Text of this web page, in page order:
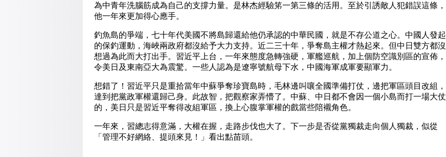
為中青年洗腦筋成為自己的支撐力量。是林杰經驗笫一第三條的活用。至於引誘敵人犯錯誤這條，
他一年來更加得心應手。
釣魚島的爭端，七十年代美國不將島歸還給他仍承認的中華民國，就是不存公道之心。中國人發起
的保釣運動，海峽兩政府都沒給予大力支持。近二三十年，爭奪島主權才熱起來。但中日雙方都沒
想過為此而大打出手。習近平上台，一年來態度急轉強硬，軍艦巡航，加上個防空識別區的宣佈，
令美日及東南亞大為震驚。一些人認為是遼寧號航母下水，中國海軍成軍要顯軍力。
想錯了！習近平只是重拾當年中蘇爭奪珍寶島時，毛林邊叫嚷全國準備打仗，邊把軍區頭目改組，
達到把黨政軍權還歸己身。此故智，把觀察家弄懵了。中蘇、中日都不會因一個小島而打一場大仗
的，美日只是習近平奪得改組軍區，換上心腹掌軍權的戲當些陪襯角色。
一年來，習總志得意滿，大權在握，走路步伐也大了。下一步是否從黨獨裁走向個人獨裁，似從
「管理不好網絡、提頭來見！」看出點苗頭。